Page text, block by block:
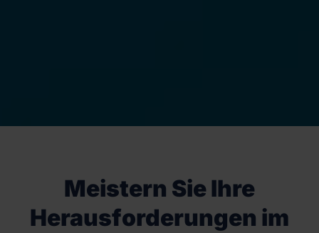
Meistern Sie Ihre
Herausforderungen im